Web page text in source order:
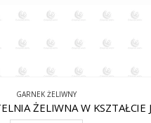
GARNEK ŻELIWNY